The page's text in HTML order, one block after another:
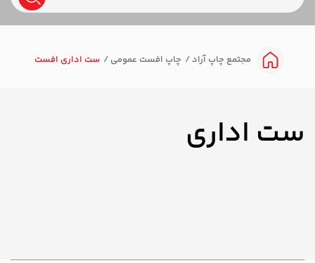
مجتمع چاپ آراد چاپ افست عمومی ست اداری افست
ست اداری